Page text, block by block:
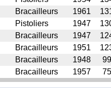
Bracailleurs 1961
Pistoliers 1947
Bracailleurs 1947
Bracailleurs 1951
Bracailleurs 1948
99
Bracailleurs 1957 75